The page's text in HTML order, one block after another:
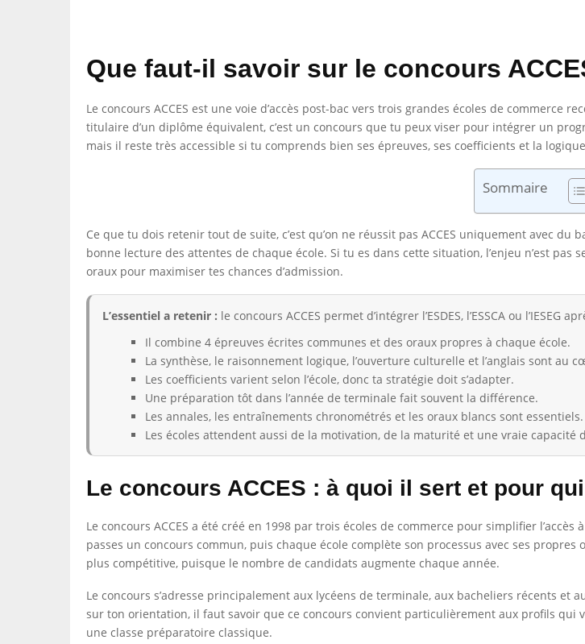
Que faut-il savoir sur le concours
Le concours ACCES est une voie d’accès post-bac vers trois grandes écoles de commerce
titulaire d’un diplôme équivalent, c’est un concours que tu peux viser pour intégrer un
mais il reste très accessible si tu comprends bien ses épreuves, ses coefficients et la
Sommaire
Ce que tu dois retenir tout de suite, c’est qu’on ne réussit pas ACCES uniquement avec
bonne lecture des attentes de chaque école. Si tu es dans cette situation, l’enjeu n’est
oraux pour maximiser tes chances d’admission.
L’essentiel a retenir : le concours ACCES permet d’intégrer l’ESDES, l’ESSCA ou l’IESEG
Il combine 4 épreuves écrites communes et des oraux propres à chaque école.
La synthèse, le raisonnement logique, l’ouverture culturelle et l’anglais sont au
Les coefficients varient selon l’école, donc ta stratégie doit s’adapter.
Une préparation tôt dans l’année de terminale fait souvent la différence.
Les annales, les entraînements chronométrés et les oraux blancs sont essentiels.
Les écoles attendent aussi de la motivation, de la maturité et une vraie capacité
Le concours ACCES : à quoi il sert et pour
Le concours ACCES a été créé en 1998 par trois écoles de commerce pour simplifier
passes un concours commun, puis chaque école complète son processus avec ses
plus compétitive, puisque le nombre de candidats augmente chaque année.
Le concours s’adresse principalement aux lycéens de terminale, aux bacheliers récents
sur ton orientation, il faut savoir que ce concours convient particulièrement aux profils
une classe préparatoire classique.